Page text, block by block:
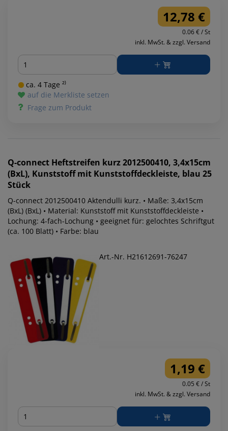
12,78 €
0.06 € / St
inkl. MwSt. & zzgl. Versand
Menge
ca. 4 Tage ²⁾
auf die Merkliste setzen
Frage zum Produkt
Q-connect Heftstreifen kurz 2012500410, 3,4x15cm
(BxL), Kunststoff mit Kunststoffdeckleiste, blau 25
Stück
Q-connect 2012500410 Aktendulli kurz. • Maße: 3,4x15cm
(BxL) (BxL) • Material: Kunststoff mit Kunststoffdeckleiste •
Lochung: 4-fach-Lochung • geeignet für: gelochtes Schriftgut
(ca. 100 Blatt) • Farbe: blau
Art.-Nr. H21612691-76247
1,19 €
0.05 € / St
inkl. MwSt. & zzgl. Versand
Menge